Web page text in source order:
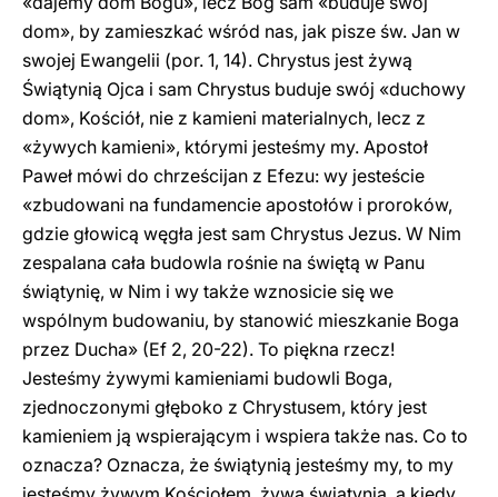
dom», by zamieszkać wśród nas, jak pisze św. Jan w
swojej Ewangelii (por. 1, 14). Chrystus jest żywą
Świątynią Ojca i sam Chrystus buduje swój «duchowy
dom», Kościół, nie z kamieni materialnych, lecz z
«żywych kamieni», którymi jesteśmy my. Apostoł
Paweł mówi do chrześcijan z Efezu: wy jesteście
«zbudowani na fundamencie apostołów i proroków,
gdzie głowicą węgła jest sam Chrystus Jezus. W Nim
zespalana cała budowla rośnie na świętą w Panu
świątynię, w Nim i wy także wznosicie się we
wspólnym budowaniu, by stanowić mieszkanie Boga
przez Ducha» (Ef 2, 20-22). To piękna rzecz!
Jesteśmy żywymi kamieniami budowli Boga,
zjednoczonymi głęboko z Chrystusem, który jest
kamieniem ją wspierającym i wspiera także nas. Co to
oznacza? Oznacza, że świątynią jesteśmy my, to my